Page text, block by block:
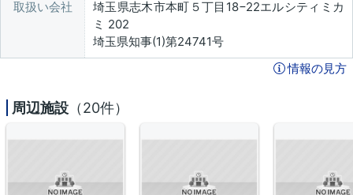
取扱い会社
埼玉県志木市本町５丁目18−22エルシティミカ
ミ 202
埼玉県知事(1)第24741号
情報の見方
周辺施設 （20件）